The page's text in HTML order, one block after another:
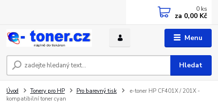
Menu
Hledat
0 ks
za 0,00 Kč
Úvod Tonery pro HP Pro barevný tisk
e-toner HP CF401X / 201X -
kompatibilní toner cyan